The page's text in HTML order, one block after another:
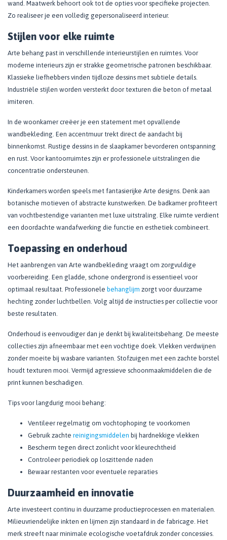
wand. Maatwerk behoort ook tot de opties voor specifieke projecten.
Zo realiseer je een volledig gepersonaliseerd interieur.
Stijlen voor elke ruimte
Arte behang past in verschillende interieurstijlen en ruimtes. Voor
moderne interieurs zijn er strakke geometrische patronen beschikbaar.
Klassieke liefhebbers vinden tijdloze dessins met subtiele details.
Industriële stijlen worden versterkt door texturen die beton of metaal
imiteren.
In de woonkamer creëer je een statement met opvallende
wandbekleding. Een accentmuur trekt direct de aandacht bij
binnenkomst. Rustige dessins in de slaapkamer bevorderen ontspanning
en rust. Voor kantoorruimtes zijn er professionele uitstralingen die
concentratie ondersteunen.
Kinderkamers worden speels met fantasierijke Arte designs. Denk aan
botanische motieven of abstracte kunstwerken. De badkamer profiteert
van vochtbestendige varianten met luxe uitstraling. Elke ruimte verdient
een doordachte wandafwerking die functie en esthetiek combineert.
Toepassing en onderhoud
Het aanbrengen van Arte wandbekleding vraagt om zorgvuldige
voorbereiding. Een gladde, schone ondergrond is essentieel voor
optimaal resultaat. Professionele behanglijm zorgt voor duurzame
hechting zonder luchtbellen. Volg altijd de instructies per collectie voor
beste resultaten.
Onderhoud is eenvoudiger dan je denkt bij kwaliteitsbehang. De meeste
collecties zijn afneembaar met een vochtige doek. Vlekken verdwijnen
zonder moeite bij wasbare varianten. Stofzuigen met een zachte borstel
houdt texturen mooi. Vermijd agressieve schoonmaakmiddelen die de
print kunnen beschadigen.
Tips voor langdurig mooi behang:
Ventileer regelmatig om vochtophoping te voorkomen
Gebruik zachte reinigingsmiddelen bij hardnekkige vlekken
Bescherm tegen direct zonlicht voor kleurechtheid
Controleer periodiek op loszittende naden
Bewaar restanten voor eventuele reparaties
Duurzaamheid en innovatie
Arte investeert continu in duurzame productieprocessen en materialen.
Milieuvriendelijke inkten en lijmen zijn standaard in de fabricage. Het
merk streeft naar minimale ecologische voetafdruk zonder concessies.